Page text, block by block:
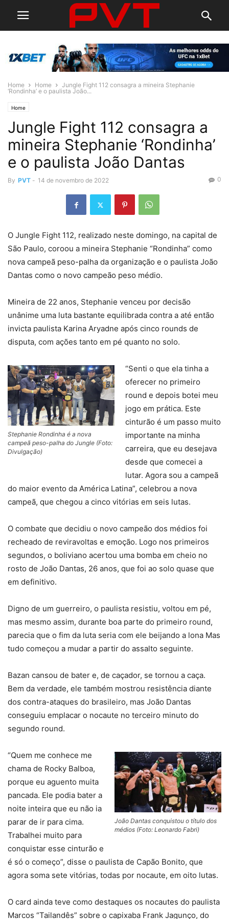
Home Home
Jungle Fight 112 consagra a mineira Stephanie
‘Rondinha’ e o paulista João...
Home
Jungle Fight 112 consagra a
mineira Stephanie ‘Rondinha’
e o paulista João Dantas
By PVT - 14 de novembro de 2022 0
O Jungle Fight 112, realizado neste domingo, na capital de
São Paulo, coroou a mineira Stephanie “Rondinha” como
nova campeã peso-palha da organização e o paulista João
Dantas como o novo campeão peso médio.
Mineira de 22 anos, Stephanie venceu por decisão
unânime uma luta bastante equilibrada contra a até então
invicta paulista Karina Aryadne após cinco rounds de
disputa, com ações tanto em pé quanto no solo.
Stephanie Rondinha é a nova
campeã peso-palha do Jungle (Foto:
Divulgação)
“Senti o que ela tinha a
oferecer no primeiro
round e depois botei meu
jogo em prática. Este
cinturão é um passo muito
importante na minha
carreira, que eu desejava
desde que comecei a
lutar. Agora sou a campeã
do maior evento da América Latina”, celebrou a nova
campeã, que chegou a cinco vitórias em seis lutas.
O combate que decidiu o novo campeão dos médios foi
recheado de reviravoltas e emoção. Logo nos primeiros
segundos, o boliviano acertou uma bomba em cheio no
rosto de João Dantas, 26 anos, que foi ao solo quase que
em definitivo.
Digno de um guerreiro, o paulista resistiu, voltou em pé,
mas mesmo assim, durante boa parte do primeiro round,
parecia que o fim da luta seria com ele beijando a lona Mas
tudo começou a mudar a partir do assalto seguinte.
Bazan cansou de bater e, de caçador, se tornou a caça.
Bem da verdade, ele também mostrou resistência diante
dos contra-ataques do brasileiro, mas João Dantas
conseguiu emplacar o nocaute no terceiro minuto do
segundo round.
João Dantas conquistou o título dos
médios (Foto: Leonardo Fabri)
“Quem me conhece me
chama de Rocky Balboa,
porque eu aguento muita
pancada. Ele podia bater a
noite inteira que eu não ia
parar de ir para cima.
Trabalhei muito para
conquistar esse cinturão e
é só o começo”, disse o paulista de Capão Bonito, que
agora soma sete vitórias, todas por nocaute, em oito lutas.
O card ainda teve como destaques os nocautes do paulista
Marcos “Tailandês” sobre o capixaba Frank Jagunço, do